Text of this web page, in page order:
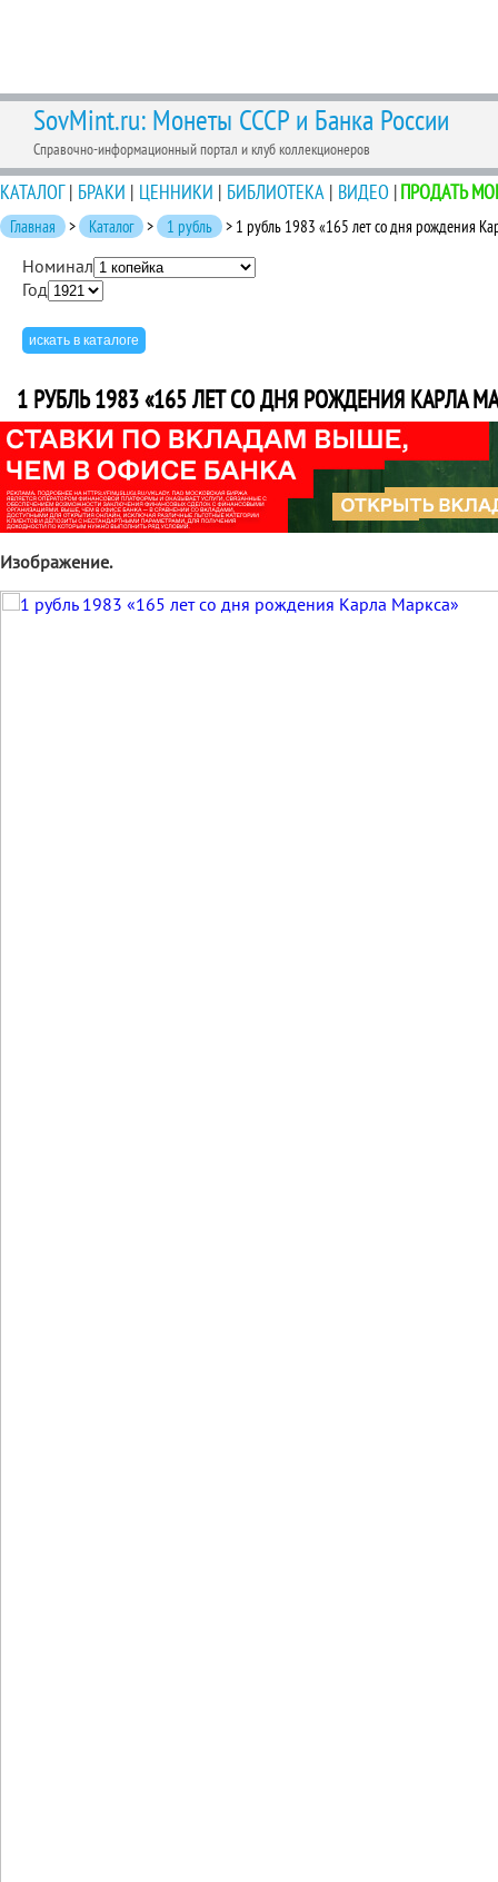
SovMint.ru: Монеты СССР и Банка России
Справочно-информационный портал и клуб коллекционеров
КАТАЛОГ| БРАКИ | ЦЕННИКИ | БИБЛИОТЕКА | ВИДЕО |ПРОДАТЬ
Главная > Каталог > 1 рубль > 1 рубль 1983 «165 лет со дня рождения
Номинал
Год
1 РУБЛЬ 1983 «165 ЛЕТ СО ДНЯ РОЖДЕНИЯ КАРЛА
Изображение.